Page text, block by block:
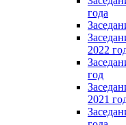
года
2022
год
2021